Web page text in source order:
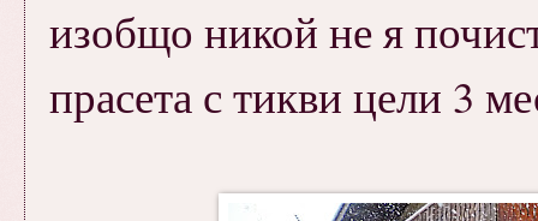
изобщо никой не я
прасета с тикви цели 3